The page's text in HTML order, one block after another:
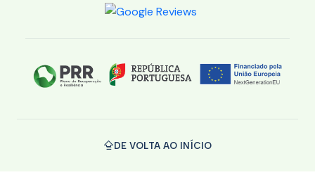
DE VOLTA AO INÍCIO